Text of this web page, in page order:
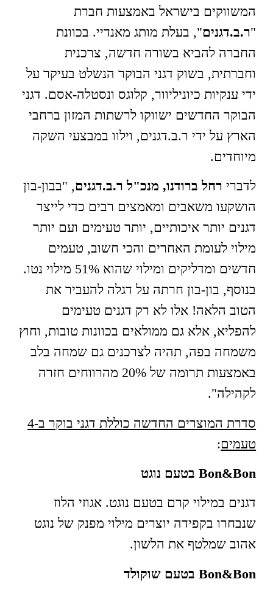
המשווקים בישראל באמצעות חברת
"ר.ב.דגנים", בעלת מותג מאנדיי. בכוונת
החברה להביא בשורה חדשה, צרכנית
וחברתית, בשוק דגני הבוקר הנשלט בעיקר על
ידי ענקיות כיוניליוור, קלוגס ונסטלה-אסם. דגני
הבוקר החדשים ישווקו לרשתות המזון ברחבי
הארץ על ידי ר.ב.דגנים, וילוו במבצעי השקה
מיוחדים.
לדברי רחל ברודנו, מנכ"ל ר.ב.דגנים, "בבון-בון
הושקעו משאבים ומאמצים רבים כדי לייצר
דגנים יותר איכותיים, יותר טעימים ועם יותר
מילוי לעומת האחרים והכי חשוב, טעמים
חדשים ומדליקים ומילוי שהוא 51% מילוי נטו.
בנוסף, בון-בון חרתה על דגלה להעביר את
הטוב הלאה! אלו לא רק דגנים טעימים
להפליא, אלא גם ממולאים בכוונות טובות, וחוץ
משמחה בפה, תהיה לצרכנים גם שמחה בלב
באמצעות תרומה של 20% מהרווחים חזרה
לקהילה".
סדרת המוצרים החדשה כוללת דגני בוקר ב-4
טעמים:
Bon&Bonבטעם נוגט
דגנים במילוי קרם בטעם נוגט. אגוזי הלוז
שנבחרו בקפידה יוצרים מילוי מפנק של נוגט
אהוב שמלטף את הלשון.
Bon&Bonבטעם שוקולד